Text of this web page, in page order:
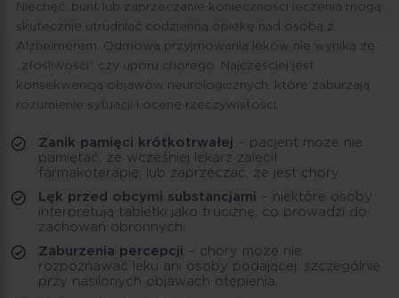
Niechęć, bunt lub zaprzeczanie konieczności leczenia mogą
skutecznie utrudniać codzienną opiekę nad osobą z
Alzheimerem. Odmowa przyjmowania leków nie wynika ze
„złośliwości” czy uporu chorego. Najczęściej jest
konsekwencją objawów neurologicznych, które zaburzają
rozumienie sytuacji i ocenę rzeczywistości.
Zanik pamięci krótkotrwałej – pacjent może nie
pamiętać, że wcześniej lekarz zalecił
farmakoterapię, lub zaprzeczać, że jest chory.
Lęk przed obcymi substancjami – niektóre osoby
interpretują tabletki jako truciznę, co prowadzi do
zachowań obronnych.
Zaburzenia percepcji – chory może nie
rozpoznawać leku ani osoby podającej, szczególnie
przy nasilonych objawach otępienia.